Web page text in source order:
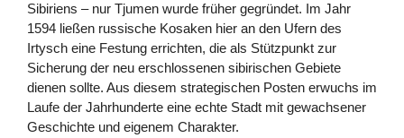
Sibiriens – nur Tjumen wurde früher gegründet. Im Jahr
1594 ließen russische Kosaken hier an den Ufern des
Irtysch eine Festung errichten, die als Stützpunkt zur
Sicherung der neu erschlossenen sibirischen Gebiete
dienen sollte. Aus diesem strategischen Posten erwuchs im
Laufe der Jahrhunderte eine echte Stadt mit gewachsener
Geschichte und eigenem Charakter.